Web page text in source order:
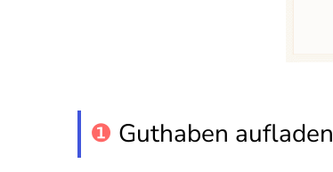
❶ Guthaben aufladen